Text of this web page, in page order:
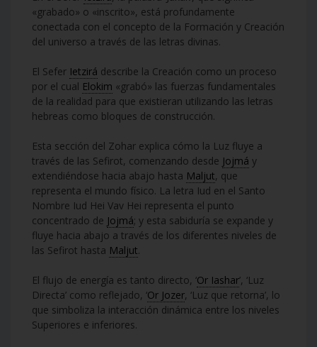
«grabado» o «inscrito», está profundamente
conectada con el concepto de la Formación y Creación
del universo a través de las letras divinas.
El Sefer Ietzirá describe la Creación como un proceso
por el cual Elokim «grabó» las fuerzas fundamentales
de la realidad para que existieran utilizando las letras
hebreas como bloques de construcción.
Esta sección del Zohar explica cómo la Luz fluye a
través de las Sefirot, comenzando desde Jojmá y
extendiéndose hacia abajo hasta Maljut, que
representa el mundo físico. La letra Iud en el Santo
Nombre Iud Hei Vav Hei representa el punto
concentrado de Jojmá; y esta sabiduría se expande y
fluye hacia abajo a través de los diferentes niveles de
las Sefirot hasta Maljut.
El flujo de energía es tanto directo, ‘Or Iashar’, ‘Luz
Directa’ como reflejado, ‘Or Jozer, ‘Luz que retorna’, lo
que simboliza la interacción dinámica entre los niveles
Superiores e inferiores.